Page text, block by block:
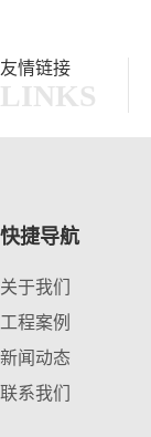
友情链接
LINKS
快捷导航
关于我们
工程案例
新闻动态
联系我们